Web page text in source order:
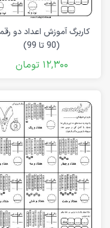
کاربرگ آموزش اعداد دو
(90 تا 99)
12,300 تومان